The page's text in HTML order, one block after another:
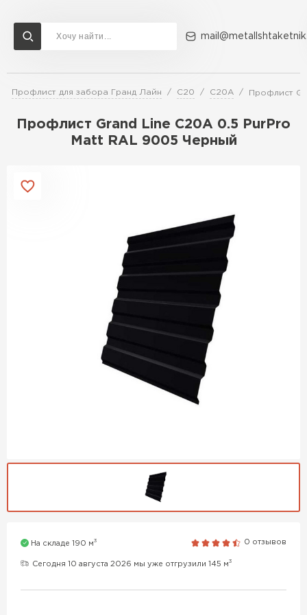
Профлист для забора Гранд Лайн C20 C20A Профлист
Профлист Grand Line C20A 0.5 PurPro
Matt RAL 9005 Черный
На складе 190 м3 0 отзывов
Сегодня 10 августа 2026 мы уже отгрузили 145 м3
Доставка и оплата Акции О компании Контакты
Перейти в каталог